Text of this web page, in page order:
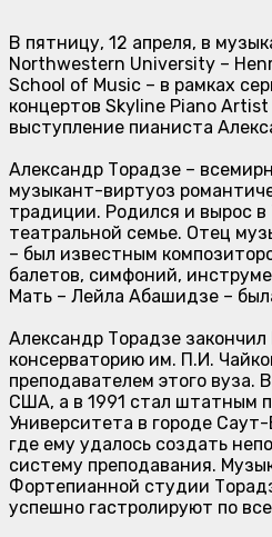
В пятницу, 12 апреля, в
Northwestern University –
School of Music – в рамках
концертов Skyline Piano
выступление пианиста
Александр Торадзе –
музыкант-виртуоз
традиции. Родился и вырос
театральной семье. Отец
– был известным
балетов, симфоний,
Мать – Лейла Абашидзе –
Александр Торадзе
консерваторию им. П.И.
преподавателем этого вуза.
США, а в 1991 стал штатным
Университета в городе
где ему удалось создать
систему преподавания.
Фортепианной студии
успешно гастролируют по